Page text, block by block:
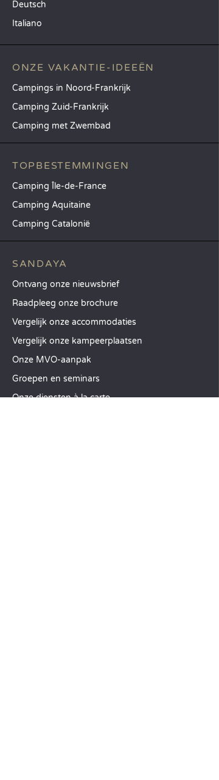
Deutsch
Italiano
ONZE VAKANTIE-IDEEËN
Campings in Noord-Frankrijk
Camping Zuid-Frankrijk
Camping met Zwembad
TOPBESTEMMINGEN
Camping Île-de-France
Camping Aquitaine
Camping Catalonië
SANDAYA
Ontvang onze nieuwsbrief
Raadpleeg onze brochure
Vergelijk onze accommodaties
Vergelijk onze kampeerplaatsen
Onze MVO-aanpak
Groepen en seminars
Onze diensten à la carte